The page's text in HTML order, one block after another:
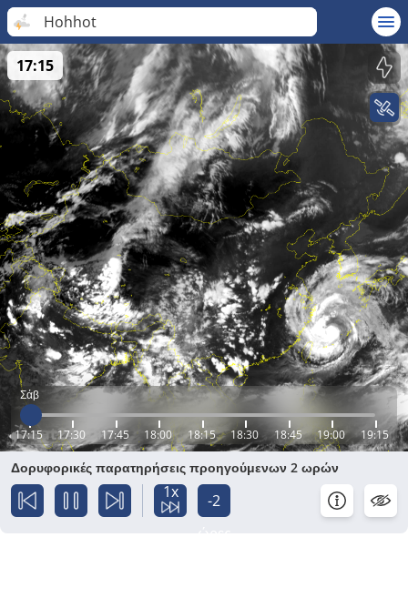
Hohhot
Σάβ
17:15 17:30 17:45 18:00 18:15 18:30 18:45 19:00 19:15
17:15
Δορυφορικές παρατηρήσεις προηγούμενων 2 ωρών
1x
-2